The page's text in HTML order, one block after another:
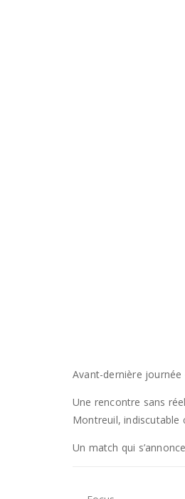
Avant-dernière
Une rencontre sans
Montreuil, indiscutable
Un match qui